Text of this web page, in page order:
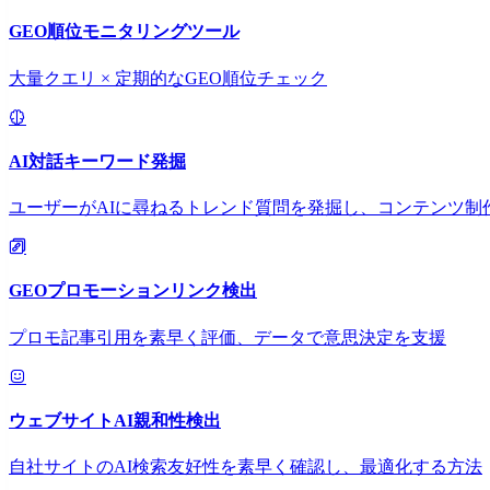
GEO順位モニタリングツール
大量クエリ × 定期的なGEO順位チェック
AI対話キーワード発掘
ユーザーがAIに尋ねるトレンド質問を発掘し、コンテンツ制
GEOプロモーションリンク検出
プロモ記事引用を素早く評価、データで意思決定を支援
ウェブサイトAI親和性検出
自社サイトのAI検索友好性を素早く確認し、最適化する方法